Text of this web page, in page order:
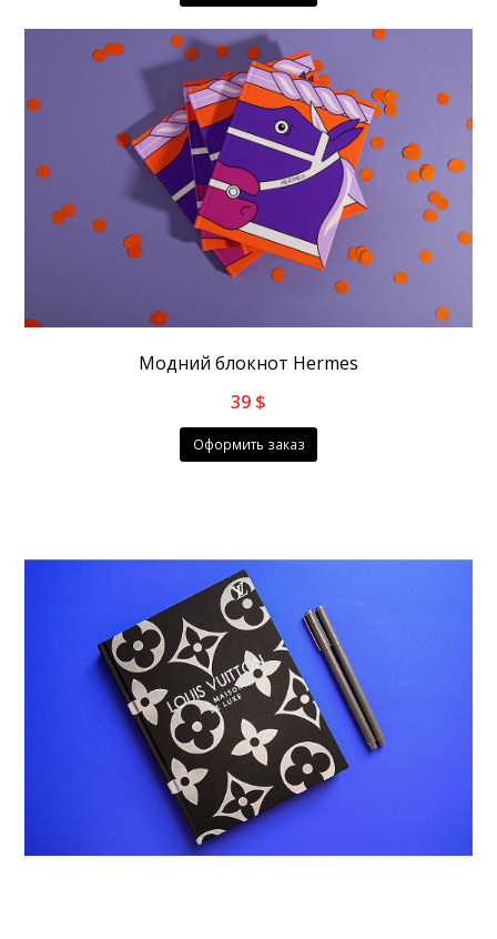
Модний блокнот Hermes
39 $
Оформить заказ